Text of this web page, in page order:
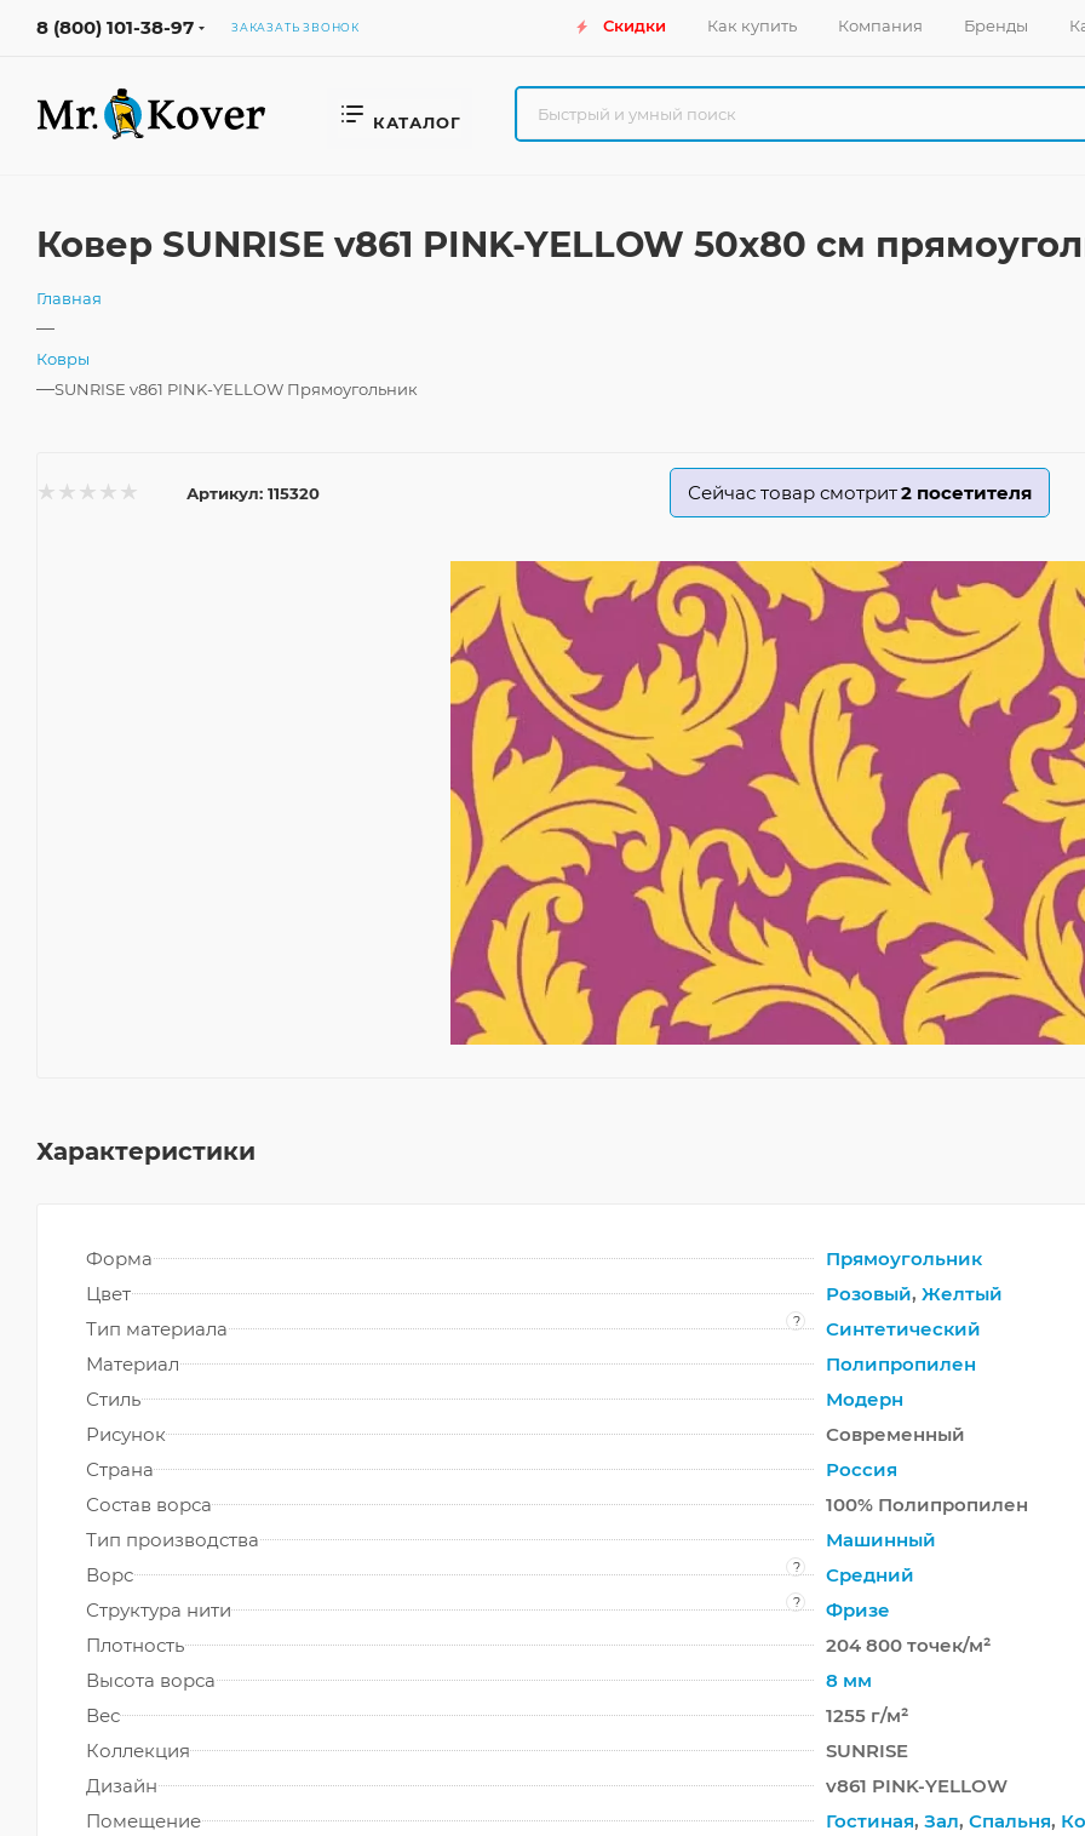
8 (800) 101-38-97 ЗАКАЗАТЬ ЗВОНОК Скидки Как купить Компания Бренды
КАТАЛОГ
Ковер SUNRISE v861 PINK-YELLOW 50x80 см
Главная
—
Ковры
—SUNRISE v861 PINK-YELLOW Прямоугольник
Артикул: 115320 Сейчас товар смотрит2 посетителя
Характеристики
Форма
Прямоугольник
Цвет
Розовый, Желтый
Тип материала
?
Синтетический
Материал
Полипропилен
Стиль
Модерн
Рисунок
Современный
Страна
Россия
Состав ворса
100% Полипропилен
Тип производства
Машинный
Ворс
?
Средний
Структура нити
?
Фризе
Плотность
204 800 точек/м²
Высота ворса
8 мм
Вес
1255 г/м²
Коллекция
SUNRISE
Дизайн
v861 PINK-YELLOW
Помещение
Гостиная, Зал, Спальня,